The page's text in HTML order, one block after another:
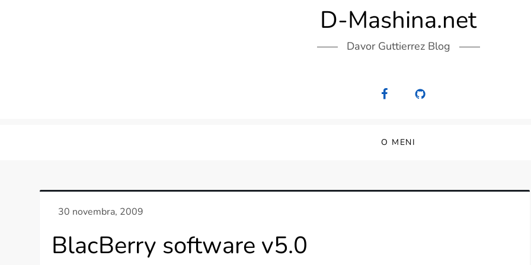
D-Mashina.net
Davor Guttierrez Blog
O MENI
BlacBerry software v5.0